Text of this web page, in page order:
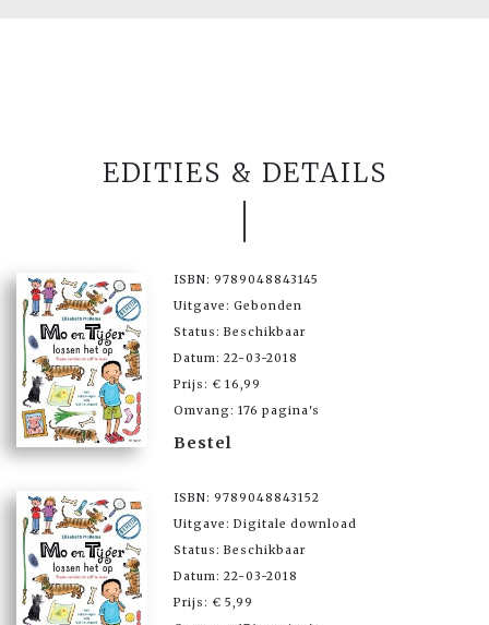
EDITIES & DETAILS
ISBN: 9789048843145
Uitgave: Gebonden
Status: Beschikbaar
Datum: 22-03-2018
Prijs: € 16,99
Omvang: 176 pagina's
Bestel
ISBN: 9789048843152
Uitgave: Digitale download
Status: Beschikbaar
Datum: 22-03-2018
Prijs: € 5,99